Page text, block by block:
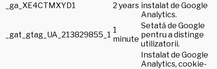
_ga_XE4CTMXYD1 2 years instalat de Google
Analytics.
_gat_gtag_UA_213829855_1
1
minute
Setată de Google
pentru a distinge
utilizatorii.
Instalat de Google
Analytics, cookie-